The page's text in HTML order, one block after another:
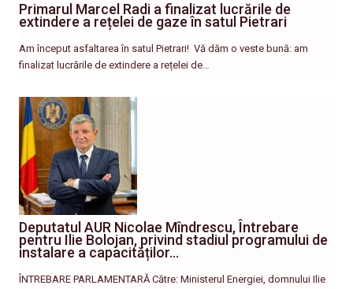
Primarul Marcel Radi a finalizat lucrările de
extindere a rețelei de gaze în satul Pietrari
Am început asfaltarea în satul Pietrari! ​ Vă dăm o veste bună: am
finalizat lucrările de extindere a rețelei de…
Deputatul AUR Nicolae Mîndrescu, Întrebare
pentru Ilie Bolojan, privind stadiul programului de
instalare a capacităților…
ÎNTREBARE PARLAMENTARĂ Către: Ministerul Energiei, domnului Ilie